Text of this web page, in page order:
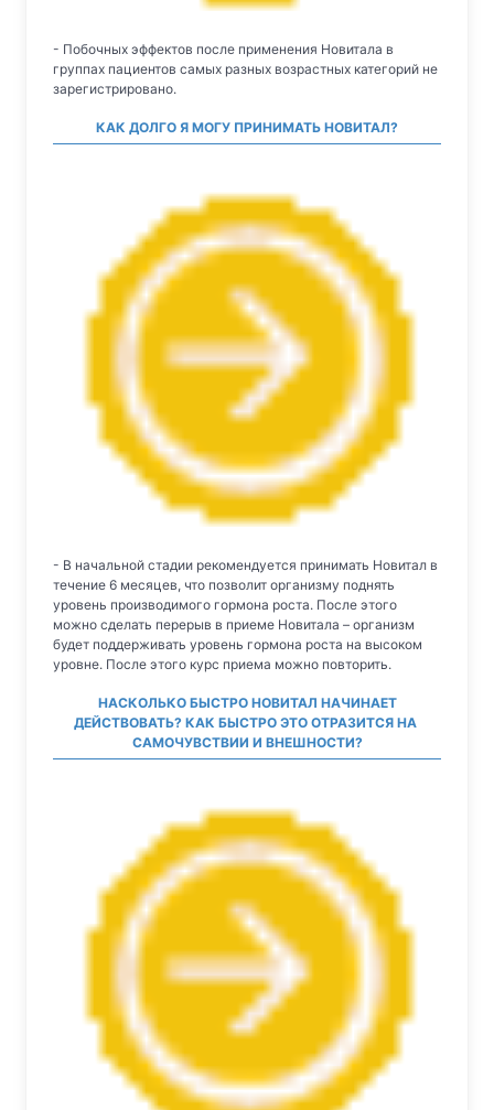
- Побочных эффектов после применения Новитала в
группах пациентов самых разных возрастных категорий не
зарегистрировано.
КАК ДОЛГО Я МОГУ ПРИНИМАТЬ НОВИТАЛ?
- В начальной стадии рекомендуется принимать Новитал в
течение 6 месяцев, что позволит организму поднять
уровень производимого гормона роста. После этого
можно сделать перерыв в приеме Новитала – организм
будет поддерживать уровень гормона роста на высоком
уровне. После этого курс приема можно повторить.
НАСКОЛЬКО БЫСТРО НОВИТАЛ НАЧИНАЕТ
ДЕЙСТВОВАТЬ? КАК БЫСТРО ЭТО ОТРАЗИТСЯ НА
САМОЧУВСТВИИ И ВНЕШНОСТИ?